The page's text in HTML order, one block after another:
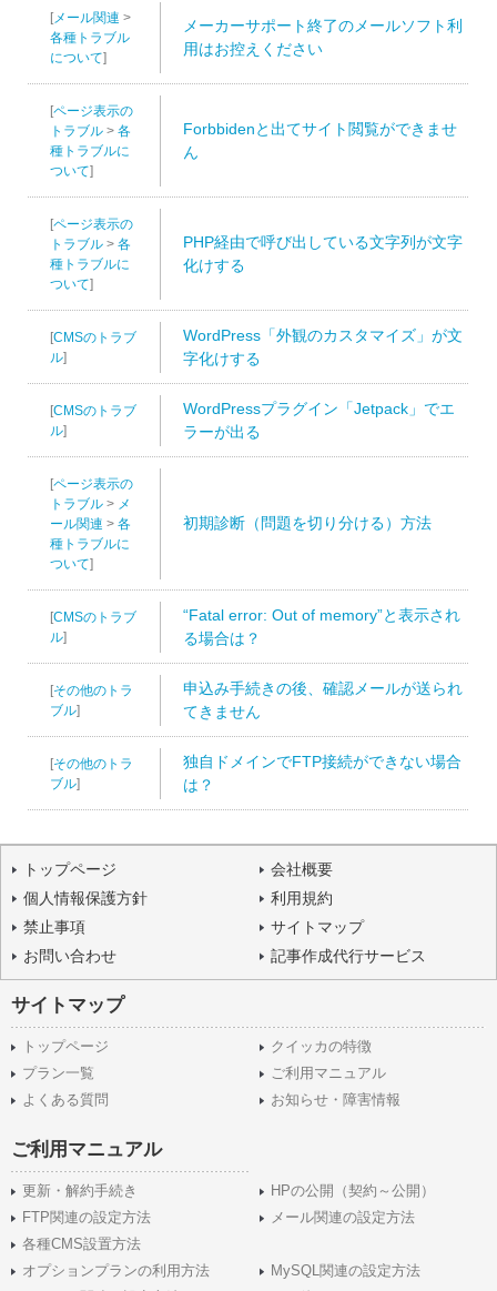
[メール関連 >
各種トラブル
について]
メーカーサポート終了のメールソフト利
用はお控えください
[ページ表示の
トラブル > 各
種トラブルに
ついて]
Forbbidenと出てサイト閲覧ができませ
ん
[ページ表示の
トラブル > 各
種トラブルに
ついて]
PHP経由で呼び出している文字列が文字
化けする
[CMSのトラブ
ル]
WordPress「外観のカスタマイズ」が文
字化けする
[CMSのトラブ
ル]
WordPressプラグイン「Jetpack」でエ
ラーが出る
[ページ表示の
トラブル > メ
ール関連 > 各
種トラブルに
ついて]
初期診断（問題を切り分ける）方法
[CMSのトラブ
ル]
“Fatal error: Out of memory”と表示され
る場合は？
[その他のトラ
ブル]
申込み手続きの後、確認メールが送られ
てきません
[その他のトラ
ブル]
独自ドメインでFTP接続ができない場合
は？
トップページ
会社概要
個人情報保護方針
利用規約
禁止事項
サイトマップ
お問い合わせ
記事作成代行サービス
サイトマップ
トップページ
クイッカの特徴
プラン一覧
ご利用マニュアル
よくある質問
お知らせ・障害情報
ご利用マニュアル
更新・解約手続き
HPの公開（契約～公開）
FTP関連の設定方法
メール関連の設定方法
各種CMS設置方法
オプションプランの利用方法
MySQL関連の設定方法